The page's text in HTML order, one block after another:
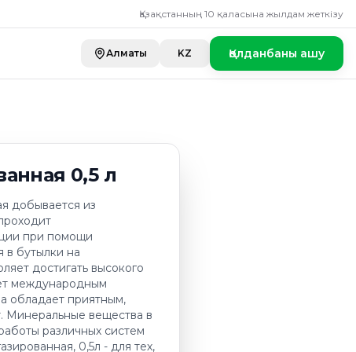
Қазақстанның 10 қаласына жылдам жеткізу
Алматы KZ Қолданбаны ашу
0,5 л
добывается из
при помощи
в бутылки на
достигать высокого
международным
обладает приятным,
Минеральные вещества в
различных систем
0,5л - для тех,
0,5 л